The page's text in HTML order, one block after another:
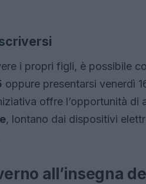
i propri figli, è possibile
oppure presentarsi venerdì
offre l’opportunità di
, lontano dai dispositivi
all’insegna